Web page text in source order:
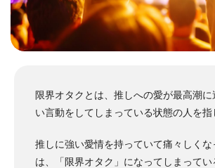
限界オタクとは、推しへの愛が最高潮に
い言動をしてしまっている状態の人を指
推しに強い愛情を持っていて痛々しくな
は、「限界オタク」になってしまってい